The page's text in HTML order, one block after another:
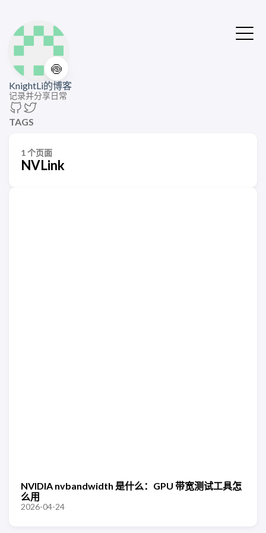
🍥
KnightLi的博客
记录并分享日常
TAGS
1 个页面
NVLink
NVIDIA nvbandwidth 是什么：GPU 带宽测试工具怎
么用
2026-04-24